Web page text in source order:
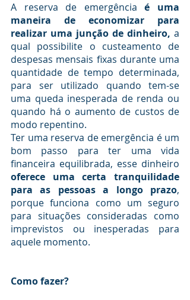
A reserva de emergência é uma
maneira de economizar para
realizar uma junção de dinheiro, a
qual possibilite o custeamento de
despesas mensais fixas durante uma
quantidade de tempo determinada,
para ser utilizado quando tem-se
uma queda inesperada de renda ou
quando há o aumento de custos de
modo repentino.
Ter uma reserva de emergência é um
bom passo para ter uma vida
oferece uma certa tranquilidade
para as pessoas a longo prazo,
porque funciona como um seguro
para situações consideradas como
imprevistos ou inesperadas para
aquele momento.
Como fazer?